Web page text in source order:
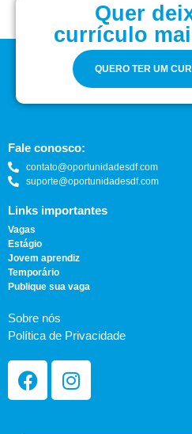
Quer
currículo
QUERO TER UM
Fale conosco:
contato@oportunidadesdf.com
suporte@oportunidadesdf.com
Links importantes
Vagas
Estágio
Jovem aprendiz
Temporário
Publique sua vaga
Sobre nós
Política de Privacidade